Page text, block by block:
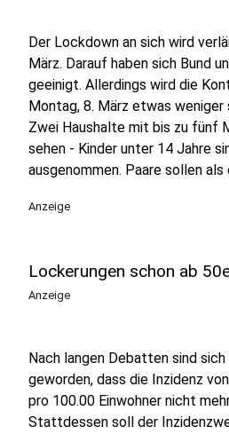
Der Lockdown an sich wird
März. Darauf haben sich Bund
geeinigt. Allerdings wird die
Montag, 8. März etwas
Zwei Haushalte mit bis zu fünf
sehen - Kinder unter 14 Jahre
ausgenommen. Paare sollen
Anzeige
Lockerungen schon ab
Anzeige
Nach langen Debatten sind sich
geworden, dass die Inzidenz
pro 100.00 Einwohner nicht
Stattdessen soll der